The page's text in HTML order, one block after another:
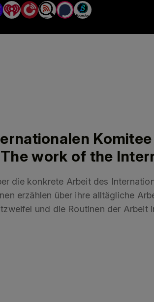
Komitee
work of the
Cross (ICRC)
die konkrete Arbeit des
erzählen über ihre alltägliche
und die Routinen der Arbeit